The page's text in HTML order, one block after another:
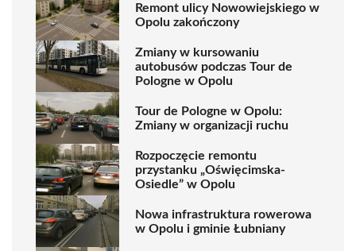
Remont ulicy Nowowiejskiego w
Opolu zakończony
Zmiany w kursowaniu
autobusów podczas Tour de
Pologne w Opolu
Tour de Pologne w Opolu:
Zmiany w organizacji ruchu
Rozpoczęcie remontu
przystanku „Oświęcimska-
Osiedle” w Opolu
Nowa infrastruktura rowerowa
w Opolu i gminie Łubniany